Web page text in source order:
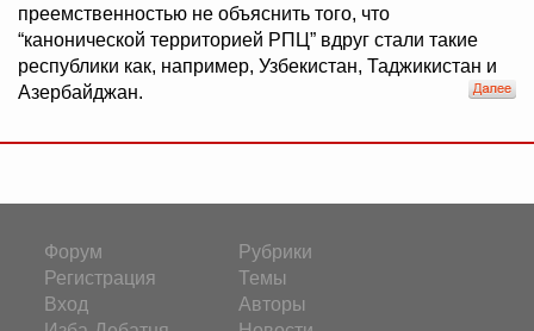
преемственностью не объяснить того, что
“канонической территорией РПЦ” вдруг стали такие
республики как, например, Узбекистан, Таджикистан и
Азербайджан.
Форум
Регистрация
Вход
Рубрики
Темы
Авторы